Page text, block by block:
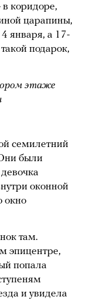
коридоре,
царапины,
января, а 17-
подарок,
этаже
семилетний
были
оконной
окно
там.
эпицентре,
попала
и увидела